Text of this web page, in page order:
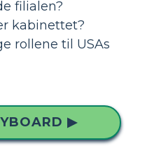
filialen?
kabinettet?
rollene til USAs
▶